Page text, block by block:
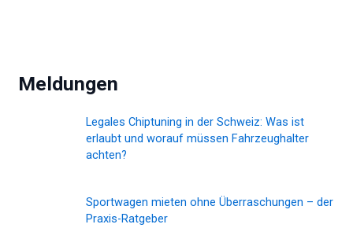
Meldungen
Legales Chiptuning in der Schweiz: Was ist
erlaubt und worauf müssen Fahrzeughalter
achten?
Sportwagen mieten ohne Überraschungen – der
Praxis-Ratgeber